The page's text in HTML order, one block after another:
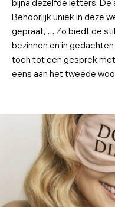
bijna dezelfde letters. De
Behoorlijk uniek in deze
gepraat, … Zo biedt de
bezinnen en in
toch tot een gesprek
eens aan het tweede